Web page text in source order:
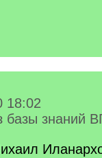
18:02
базы знаний